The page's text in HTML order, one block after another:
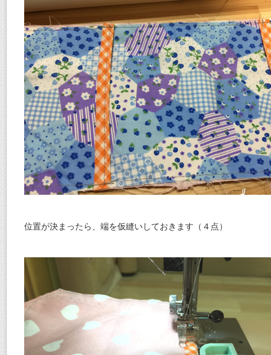
位置が決まったら、端を仮縫いしておきます（４点）